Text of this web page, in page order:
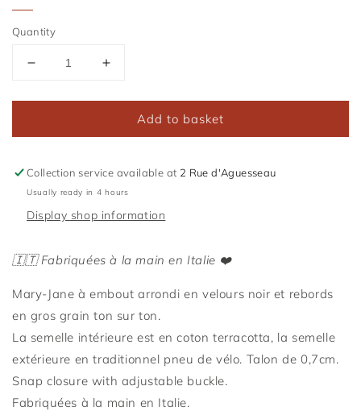
Quantity
Reduce
amount
Bambina
to
Black
Increase
quantity
Bambina
to
Black
Add to basket
Collection service available at 2 Rue d'Aguesseau
Usually ready in 4 hours
Display shop information
🇮🇹 Fabriquées à la main en Italie ❤️
Mary-Jane à embout arrondi en velours noir et rebords
en gros grain ton sur ton.
La semelle intérieure est en coton terracotta, la semelle
extérieure en traditionnel pneu de vélo. Talon de 0,7cm.
Snap closure with adjustable buckle.
Fabriquées à la main en Italie.